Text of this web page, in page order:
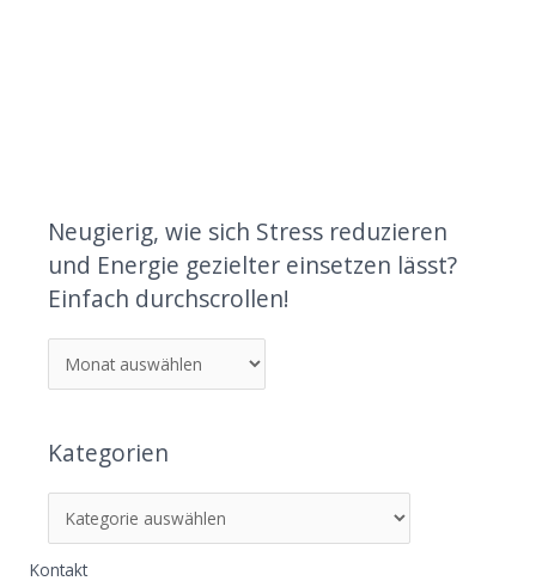
Neugierig, wie sich Stress reduzieren
und Energie gezielter einsetzen lässt?
Einfach durchscrollen!
Kategorien
Kontakt